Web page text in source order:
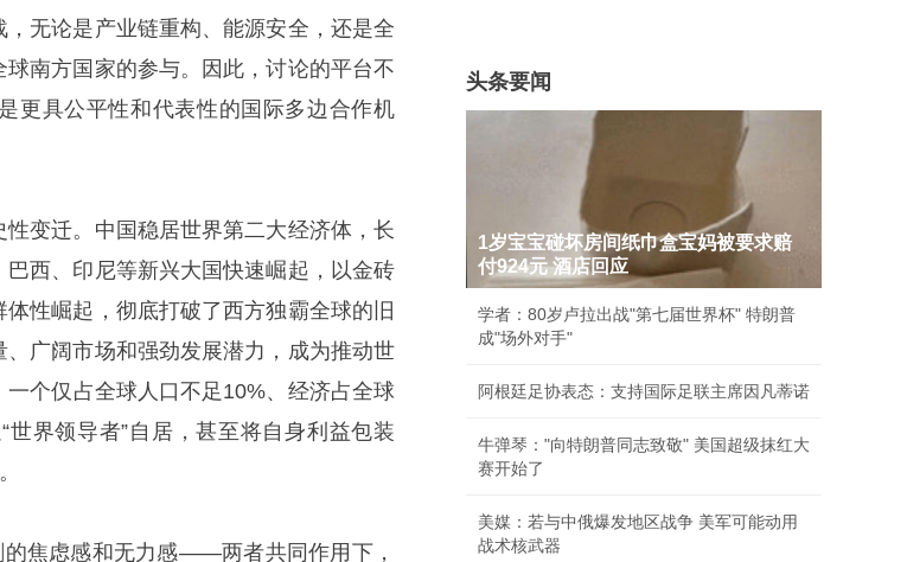
无论是产业链重构、能源安全，还是全
南方国家的参与。因此，讨论的平台不
更具公平性和代表性的国际多边合作机
变迁。中国稳居世界第二大经济体，长
西、印尼等新兴大国快速崛起，以金砖
性崛起，彻底打破了西方独霸全球的旧
广阔市场和强劲发展潜力，成为推动世
个仅占全球人口不足10%、经济占全球
界领导者”自居，甚至将自身利益包装
的焦虑感和无力感——两者共同作用下，
头条要闻
1岁宝宝碰坏房间纸巾盒宝妈被要求赔
付924元 酒店回应
学者：80岁卢拉出战"第七届世界杯" 特朗普
成"场外对手"
阿根廷足协表态：支持国际足联主席因凡蒂诺
牛弹琴："向特朗普同志致敬" 美国超级抹红大
赛开始了
美媒：若与中俄爆发地区战争 美军可能动用
战术核武器